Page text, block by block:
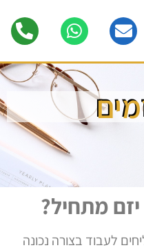
מתחיל?
לעבוד בצורה נכונה